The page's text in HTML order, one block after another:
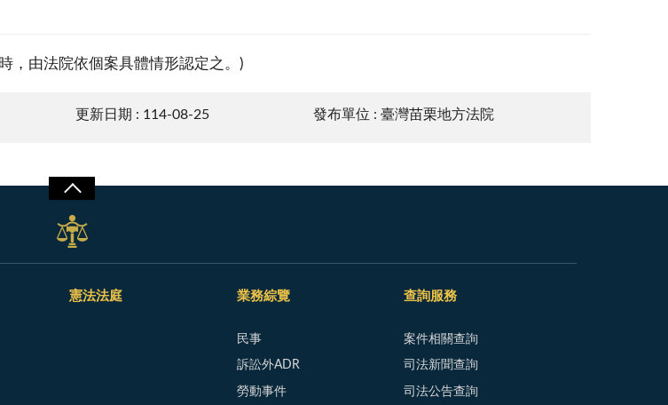
，由法院依個案具體情形認定之。)
更新日期 : 114-08-25 發布單位 : 臺灣苗栗地方法院
憲法法庭 業務綜覽
民事
訴訟外ADR
勞動事件
查詢服務
案件相關查詢
司法新聞查詢
司法公告查詢